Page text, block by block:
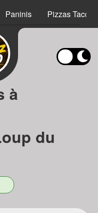
Paninis Pizzas Tacos
à
du